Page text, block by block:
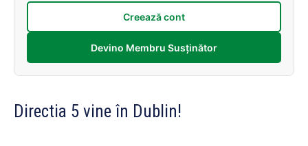
Creează cont
Devino Membru Susținător
Directia 5 vine în Dublin!